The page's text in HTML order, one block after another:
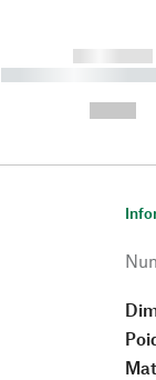
------------
-----------